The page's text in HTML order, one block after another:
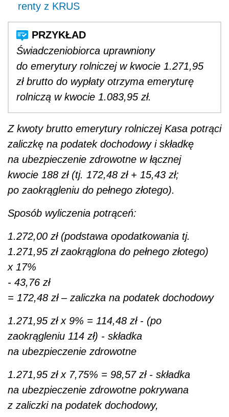
renty z KRUS
Świadczeniobiorca uprawniony
do emerytury rolniczej w kwocie 1.271,95
zł brutto do wypłaty otrzyma emeryturę
rolniczą w kwocie 1.083,95 zł.
Z kwoty brutto emerytury rolniczej Kasa potrąci
zaliczkę na podatek dochodowy i składkę
na ubezpieczenie zdrowotne w łącznej
kwocie 188 zł (tj. 172,48 zł + 15,43 zł;
po zaokrągleniu do pełnego złotego).
Sposób wyliczenia potrąceń:
1.272,00 zł (podstawa opodatkowania tj.
1.271,95 zł zaokrąglona do pełnego złotego)
x 17%
- 43,76 zł
= 172,48 zł – zaliczka na podatek dochodowy
1.271,95 zł x 9% = 114,48 zł - (po
zaokrągleniu 114 zł) - składka
na ubezpieczenie zdrowotne
1.271,95 zł x 7,75% = 98,57 zł - składka
na ubezpieczenie zdrowotne pokrywana
z zaliczki na podatek dochodowy,